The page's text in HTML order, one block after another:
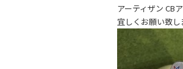
o
k
アーティザン CB
宜しくお願い致し